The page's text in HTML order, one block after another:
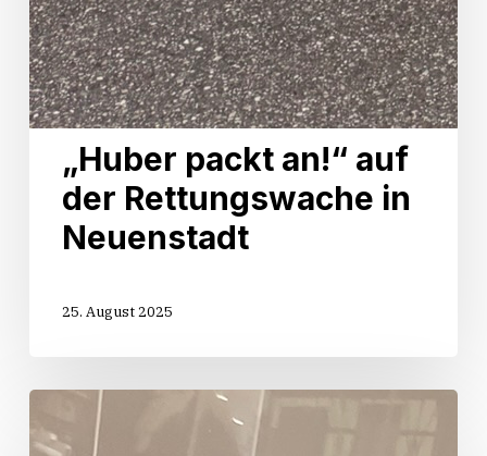
„Huber packt an!“ auf
der Rettungswache in
Neuenstadt
25. August 2025
Start
Sommertour